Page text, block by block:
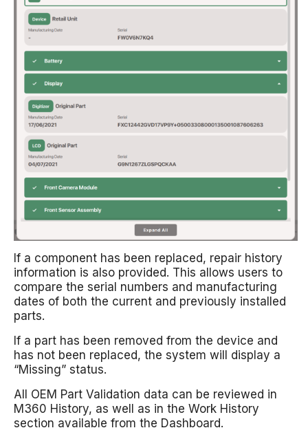
If a component has been replaced, repair history
information is also provided. This allows users to
compare the serial numbers and manufacturing
dates of both the current and previously installed
parts.
If a part has been removed from the device and
has not been replaced, the system will display a
“Missing” status.
All OEM Part Validation data can be reviewed in
M360 History, as well as in the Work History
section available from the Dashboard.